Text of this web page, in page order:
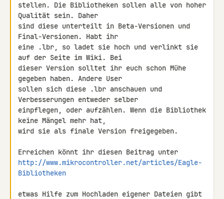
stellen. Die Bibliotheken sollen alle von hoher
Qualität sein. Daher
sind diese unterteilt in Beta-Versionen und
Final-Versionen. Habt ihr
eine .lbr, so ladet sie hoch und verlinkt sie
auf der Seite im Wiki. Bei
dieser Version solltet ihr euch schon Mühe
gegeben haben. Andere User
sollen sich diese .lbr anschauen und
Verbesserungen entweder selber
einpflegen, oder aufzählen. Wenn die Bibliothek
keine Mängel mehr hat,
wird sie als finale Version freigegeben.
http://www.mikrocontroller.net/articles/Eagle-
Bibliotheken
etwas Hilfe zum Hochladen eigener Dateien gibt